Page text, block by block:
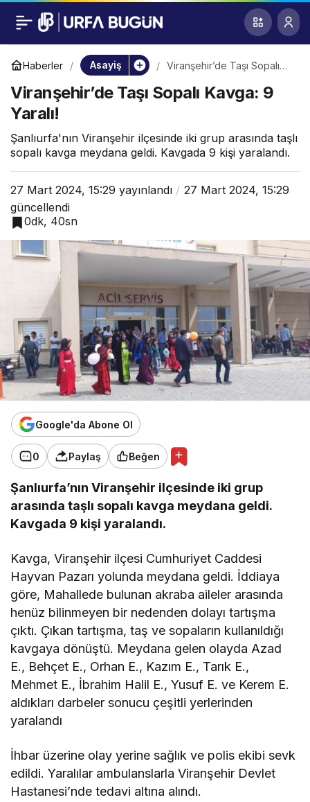
Haberler Asayiş
Viranşehir’de Taşı Sopalı
Viranşehir’de Taşı Sopalı Kavga: 9
Yaralı!
Şanlıurfa'nın Viranşehir ilçesinde iki grup arasında taşlı
sopalı kavga meydana geldi. Kavgada 9 kişi yaralandı.
27 Mart 2024, 15:29 yayınlandı
27 Mart 2024, 15:29
güncellendi
0dk, 40sn
Google'da Abone Ol
0 Paylaş Beğen
Şanlıurfa’nın Viranşehir ilçesinde iki grup
arasında taşlı sopalı kavga meydana geldi.
Kavgada 9 kişi yaralandı.
Kavga, Viranşehir ilçesi Cumhuriyet Caddesi
Hayvan Pazarı yolunda meydana geldi. İddiaya
göre, Mahallede bulunan akraba aileler arasında
henüz bilinmeyen bir nedenden dolayı tartışma
çıktı. Çıkan tartışma, taş ve sopaların kullanıldığı
kavgaya dönüştü. Meydana gelen olayda Azad
E., Behçet E., Orhan E., Kazım E., Tarık E.,
Mehmet E., İbrahim Halil E., Yusuf E. ve Kerem E.
aldıkları darbeler sonucu çeşitli yerlerinden
yaralandı
İhbar üzerine olay yerine sağlık ve polis ekibi sevk
edildi. Yaralılar ambulanslarla Viranşehir Devlet
Hastanesi’nde tedavi altına alındı.
Viranşehir’de Taşı
Sopalı Kavga: 9
Yaralı!
0